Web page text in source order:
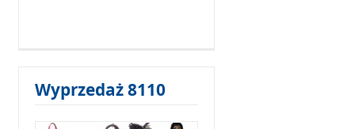
Wyprzedaż 8110